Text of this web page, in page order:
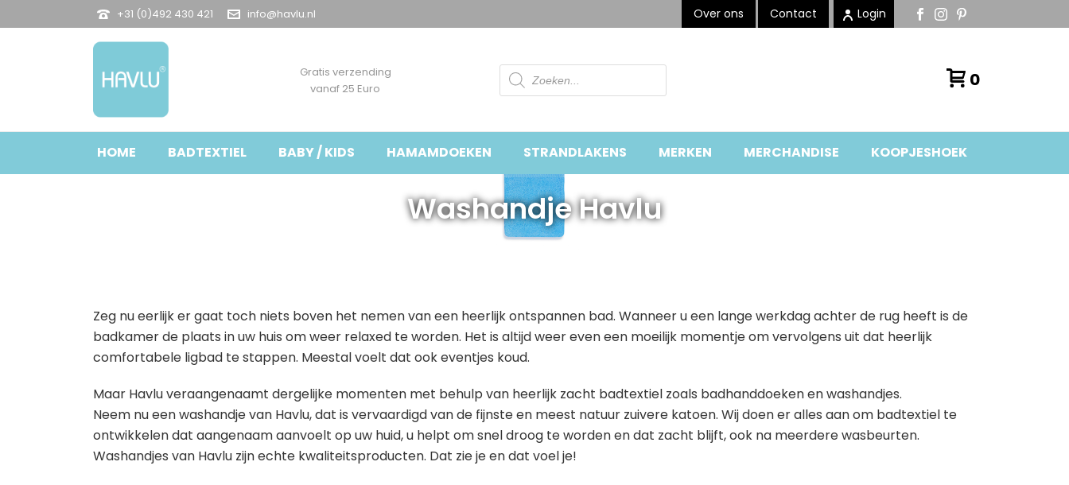
+31 (0)492 430 421 info@havlu.nl Over ons Contact Login
Gratis verzending
vanaf 25 Euro
Producten
zoeken 0
HOME BADTEXTIEL BABY / KIDS HAMAMDOEKEN STRANDLAKENS MERKEN MERCHANDISE KOOPJESHOEK
Washandje Havlu
Zeg nu eerlijk er gaat toch niets boven het nemen van een heerlijk ontspannen bad. Wanneer u een lange werkdag achter de rug heeft is de
badkamer de plaats in uw huis om weer relaxed te worden. Het is altijd weer even een moeilijk momentje om vervolgens uit dat heerlijk
comfortabele ligbad te stappen. Meestal voelt dat ook eventjes koud.
Maar Havlu veraangenaamt dergelijke momenten met behulp van heerlijk zacht badtextiel zoals badhanddoeken en washandjes.
Neem nu een washandje van Havlu, dat is vervaardigd van de fijnste en meest natuur zuivere katoen. Wij doen er alles aan om badtextiel te
ontwikkelen dat aangenaam aanvoelt op uw huid, u helpt om snel droog te worden en dat zacht blijft, ook na meerdere wasbeurten.
Washandjes van Havlu zijn echte kwaliteitsproducten. Dat zie je en dat voel je!